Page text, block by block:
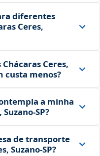
diferentes
Ceres,
Ceres,
custa menos?
a minha
de transporte
Suzano‑SP?